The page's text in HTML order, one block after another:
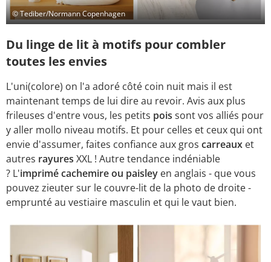
© Tediber/Normann Copenhagen
Du linge de lit à motifs pour combler
toutes les envies
L'uni(colore) on l'a adoré côté coin nuit mais il est
maintenant temps de lui dire au revoir. Avis aux plus
frileuses d'entre vous, les petits pois sont vos alliés pour
y aller mollo niveau motifs. Et pour celles et ceux qui ont
envie d'assumer, faites confiance aux gros carreaux et
autres rayures XXL ! Autre tendance indéniable
? L'imprimé cachemire ou paisley en anglais - que vous
pouvez zieuter sur le couvre-lit de la photo de droite -
emprunté au vestiaire masculin et qui le vaut bien.